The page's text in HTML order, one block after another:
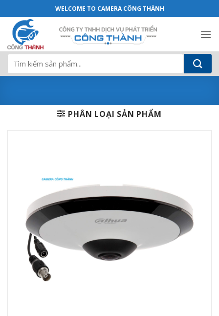
qua
dung
Camera DAHUA DH-HAC-EW2401P
WELCOME TO CAMERA CÔNG THÀNH
Tìm
kiếm:
PHÂN LOẠI SẢN PHẨM